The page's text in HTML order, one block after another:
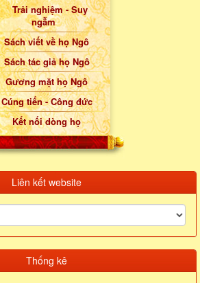
Trải nghiệm - Suy
ngẫm
Sách viết về họ Ngô
Sách tác giả họ Ngô
Gương mặt họ Ngô
Cúng tiến - Công đức
Kết nối dòng họ
Liên kết website
Thống kê